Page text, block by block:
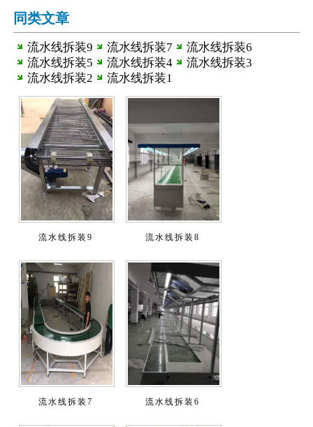
同类文章
流水线拆装9 流水线拆装7
流水线拆装6
流水线拆装5
流水线拆装4
流水线拆装3
流水线拆装2
流水线拆装1
流水线拆装9 流水线拆装8
流水线拆装7 流水线拆装6